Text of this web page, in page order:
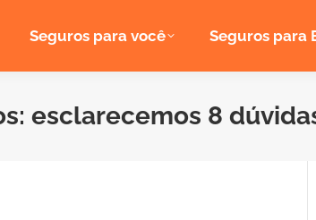
Seguros para você Seguros para
esclarecemos 8